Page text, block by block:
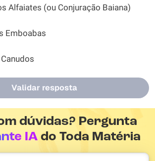
Alfaiates (ou Conjuração Baiana)
Emboabas
Validar resposta
dúvidas? Pergunta
IA do Toda Matéria